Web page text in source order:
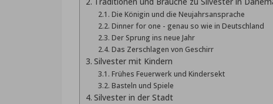
Die Königin und die Neujahrsansprache
Dinner for one - genau so wie in Deutschland
Der Sprung ins neue Jahr
Das Zerschlagen von Geschirr
Silvester mit Kindern
Frühes Feuerwerk und Kindersekt
Basteln und Spiele
Silvester in der Stadt